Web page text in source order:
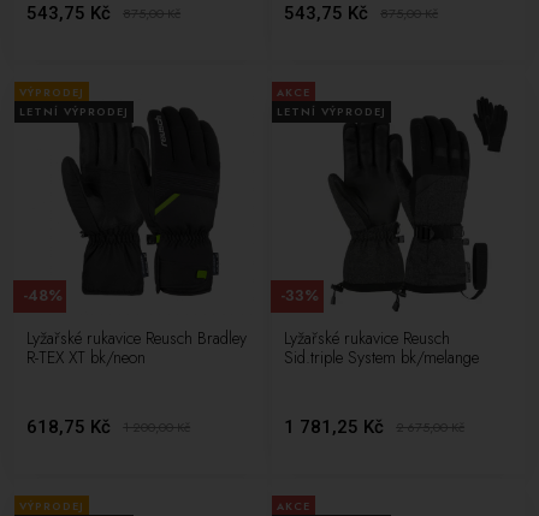
543,75 Kč 875,00Kč 543,75 Kč 875,00Kč
VÝPRODEJ
LETNÍ VÝPRODEJ
Lyžařské rukavice Reusch Bradley
R-TEX XT bk/neon
618,75 Kč 1 200,00Kč
-48%
AKCE
LETNÍ VÝPRODEJ
Lyžařské rukavice Reusch
Sid.triple System bk/melange
1 781,25 Kč 2 675,00Kč
-33%
VÝPRODEJ
AKCE